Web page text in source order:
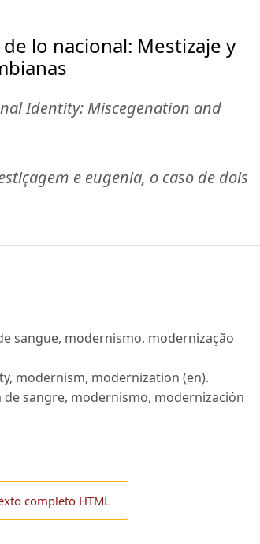
lo nacional: Mestizaje y
Identity: Miscegenation and
e eugenia, o caso de dois
sangue, modernismo, modernização
modernism, modernization (en).
sangre, modernismo, modernización
completo HTML